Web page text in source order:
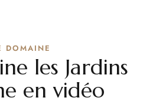
DOMAINE
les Jardins
en vidéo